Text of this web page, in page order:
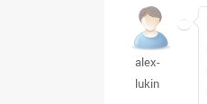
alex-
lukin